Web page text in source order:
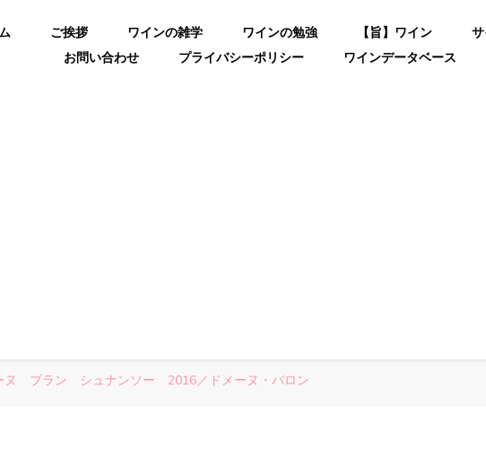
ご挨拶 ワインの雑学 ワインの勉強 【旨】ワイン
お問い合わせ
プライバシーポリシー ワインデータベース
ヌ ブラン シュナンソー 2016／ドメーヌ・バロン